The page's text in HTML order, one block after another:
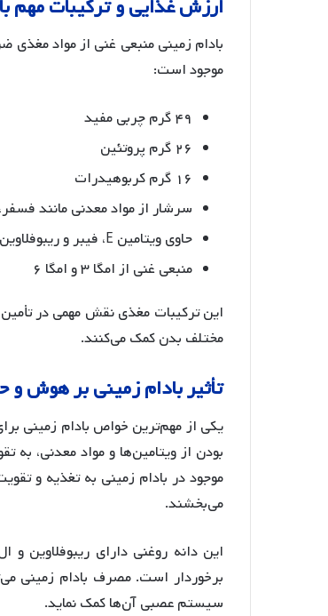
ارزشغذاییوترکیباتمهم
موجود است:
۴۹ گرم چربی مفید
۲۶ گرم پروتئین
۱۶ گرم کربوهیدرات
سرشار از مواد معدنی مانند
حاوی ویتامین E، فیبر و ریبوفلاوین
منبعی غنی از امگا ۳ و امگا ۶
این ترکیبات مغذی نقش مهمی در تأمین
مختلف بدن کمک می‌کنند.
تأثیربادامزمینیبرهوشو
یکی از مهم‌ترین خواص بادام زمینی
بودن از ویتامین‌ها و مواد معدنی،
موجود در بادام زمینی به تغذیه و
می‌بخشند.
این دانه روغنی دارای ریبوفلاوین
برخوردار است. مصرف بادام زمینی
سیستم عصبی آن‌ها کمک نماید.